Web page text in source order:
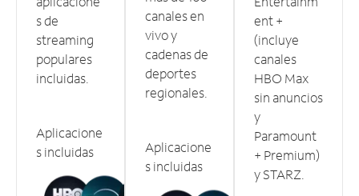
s de
streaming
populares
incluidas.
Aplicacione
s incluidas
canales en
vivo y
cadenas de
deportes
regionales.
Aplicacione
s incluidas
ent +
(incluye
canales
HBO Max
sin anuncios
y
Paramount
+ Premium)
y STARZ.